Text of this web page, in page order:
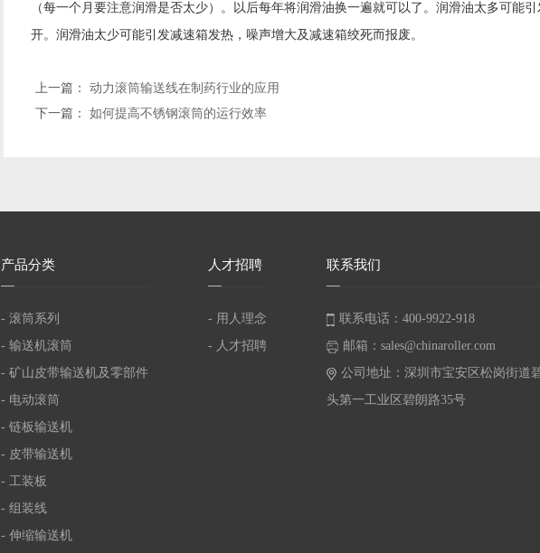
（每一个月要注意润滑是否太少）。以后每年将润滑油换一遍就可以了。润滑油太多可能
开。润滑油太少可能引发减速箱发热，噪声增大及减速箱绞死而报废。
上一篇： 动力滚筒输送线在制药行业的应用
下一篇： 如何提高不锈钢滚筒的运行效率
产品分类
- 滚筒系列
- 输送机滚筒
- 矿山皮带输送机及零部件
- 电动滚筒
- 链板输送机
- 皮带输送机
- 工装板
- 组装线
- 伸缩输送机
人 才招聘
- 用人理念
- 人才招聘
联系我们
联系电话：400-9922-918
邮箱：sales@chinaroller.com
公司地址：深圳市宝安区松岗街道
头第一工业区碧朗路35号